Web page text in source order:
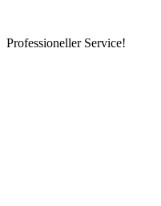
Professioneller Service!